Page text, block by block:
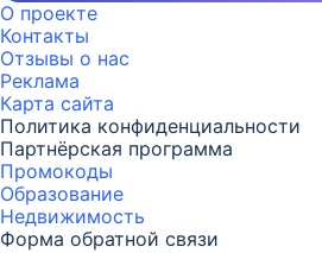
О проекте
Контакты
Отзывы о нас
Реклама
Карта сайта
Политика конфиденциальности
Партнёрская программа
Промокоды
Образование
Недвижимость
Форма обратной связи